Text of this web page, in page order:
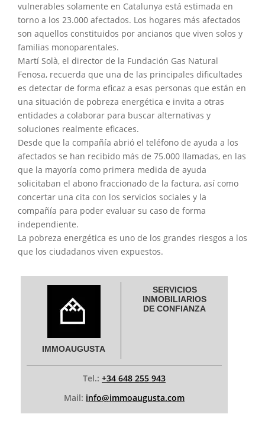
vulnerables solamente en Catalunya está estimada en
torno a los 23.000 afectados. Los hogares más afectados
son aquellos constituidos por ancianos que viven solos y
familias monoparentales.
Martí Solà, el director de la Fundación Gas Natural
Fenosa, recuerda que una de las principales dificultades
es detectar de forma eficaz a esas personas que están en
una situación de pobreza energética e invita a otras
entidades a colaborar para buscar alternativas y
soluciones realmente eficaces.
Desde que la compañía abrió el teléfono de ayuda a los
afectados se han recibido más de 75.000 llamadas, en las
que la mayoría como primera medida de ayuda
solicitaban el abono fraccionado de la factura, así como
concertar una cita con los servicios sociales y la
compañía para poder evaluar su caso de forma
independiente.
La pobreza energética es uno de los grandes riesgos a los
que los ciudadanos viven expuestos.
IMMOAUGUSTA
SERVICIOS
INMOBILIARIOS
DE CONFIANZA
Tel.: +34 648 255 943
Mail: info@immoaugusta.com